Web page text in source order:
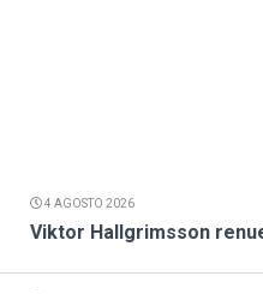
4 AGOSTO 2026
Viktor Hallgrimsson